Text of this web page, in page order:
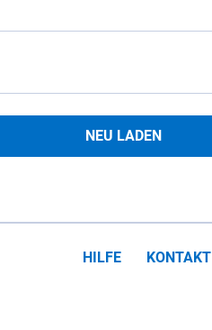
NEU LADEN
HILFE KONTAKT